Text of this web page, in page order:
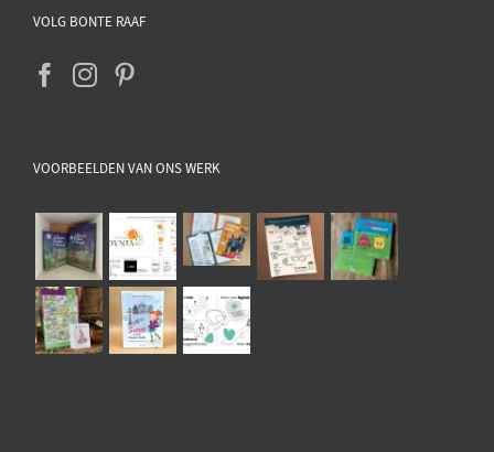
VOLG BONTE RAAF
VOORBEELDEN VAN ONS WERK